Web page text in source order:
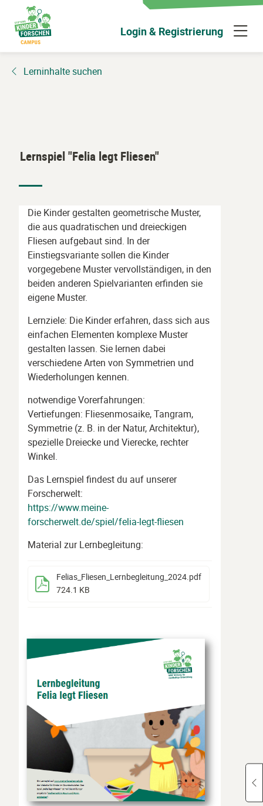
Hauptinhalt
wechseln
Login & Registrierung
Lerninhalte suchen
Lernspiel "Felia legt Fliesen"
Die Kinder gestalten geometrische Muster,
die aus quadratischen und dreieckigen
Fliesen aufgebaut sind. In der
Einstiegsvariante sollen die Kinder
vorgegebene Muster vervollständigen, in den
beiden anderen Spielvarianten erfinden sie
eigene Muster.
Lernziele: Die Kinder erfahren, dass sich aus
einfachen Elementen komplexe Muster
gestalten lassen. Sie lernen dabei
verschiedene Arten von Symmetrien und
Wiederholungen kennen.
notwendige Vorerfahrungen:
Vertiefungen: Fliesenmosaike, Tangram,
Symmetrie (z. B. in der Natur, Architektur),
spezielle Dreiecke und Vierecke, rechter
Winkel.
Das Lernspiel findest du auf unserer
Forscherwelt:
https://www.meine-
forscherwelt.de/spiel/felia-legt-fliesen
Material zur Lernbegleitung:
Felias_Fliesen_Lernbegleitung_2024.pdf
724.1 KB